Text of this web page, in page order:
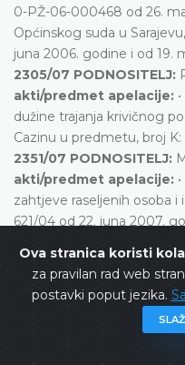
Ova stranica koristi
za pravilan rad web
postavki poput jezika.
0-PŽ-06-000468 od 26.
Općinskog suda u
juna 2006. godine i od 19.
2305/07 PODNOSITELJ:
akti/predmet apelacije:
dužine trajanja krivičnog
Cazinu u predmetu, broj
2351/07 PODNOSITELJ:
akti/predmet apelacije:
zahtjeve raseljenih osoba i
621/04 od 22. juna 2007.
MostaracPobijani akti/
Kantonalnog suda u
maja 2006. godine i
131/04 od 19. januara 2006.